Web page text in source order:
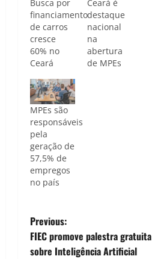
Busca por
financiamento
de carros
cresce
60% no
Ceará
Ceará é
destaque
nacional
na
abertura
de MPEs
MPEs são
responsáveis
pela
geração de
57,5% de
empregos
no país
P
o
Previous:
FIEC promove palestra gratuita
sobre Inteligência Artificial